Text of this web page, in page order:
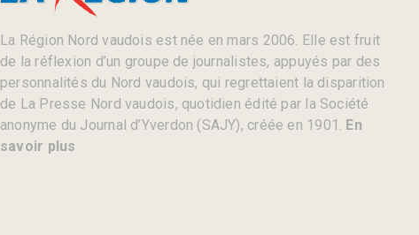
La Région Nord vaudois est née en mars 2006. Elle est fruit
de la réflexion d’un groupe de journalistes, appuyés par des
personnalités du Nord vaudois, qui regrettaient la disparition
de La Presse Nord vaudois, quotidien édité par la Société
anonyme du Journal d’Yverdon (SAJY), créée en 1901. En
savoir plus